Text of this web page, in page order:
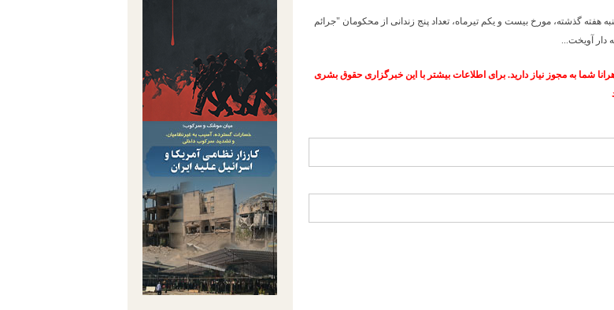
هفته گذشته، مورخ بیست و یکم تیرماه، تعداد پنج زندانی از محکومان "جرائم
دار آویخت...
شما به مجوز نیاز دارید. برای اطلاعات بیشتر با این خبرگزاری حقوق بشری